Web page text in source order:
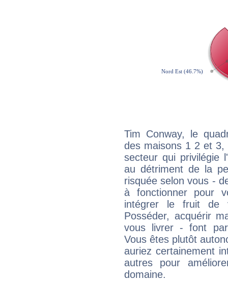
Tim Conway, le
des maisons 1 2 et
secteur qui privilégie
au détriment de la
risquée selon vous -
à fonctionner pour
intégrer le fruit de
Posséder, acquérir
vous livrer - font
Vous êtes plutôt
auriez certainement
autres pour
domaine.